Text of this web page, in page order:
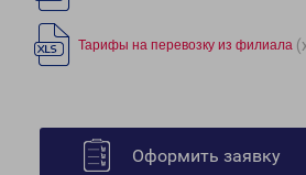
Тарифы на перевозку из филиала
Оформить заявку